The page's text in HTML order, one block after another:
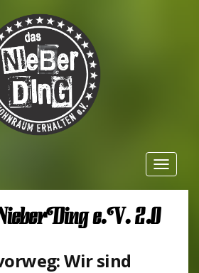
Toggle
e.V. 2.0
Wir sind